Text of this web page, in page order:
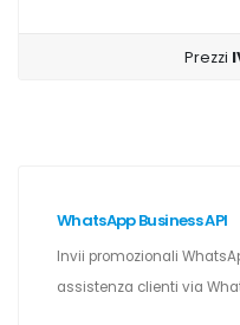
Prezzi
WhatsApp Business API
Invii promozionali
assistenza clienti via